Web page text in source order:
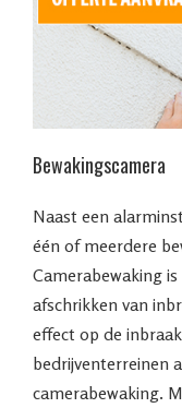
Bewakingscamera
Naast een
één of meerdere
Camerabewaking
afschrikken van
effect op de
bedrijventerreinen
camerabewaking.